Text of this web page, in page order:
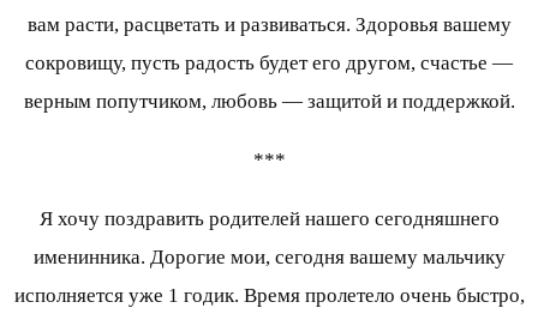
вам расти, расцветать и развиваться. Здоровья вашему
сокровищу, пусть радость будет его другом, счастье —
верным попутчиком, любовь — защитой и поддержкой.
***
Я хочу поздравить родителей нашего сегодняшнего
именинника. Дорогие мои, сегодня вашему мальчику
исполняется уже 1 годик. Время пролетело очень быстро,